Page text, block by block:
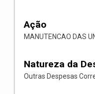
Ação
MANUTENCAO DAS
Natureza da
Outras Despesas